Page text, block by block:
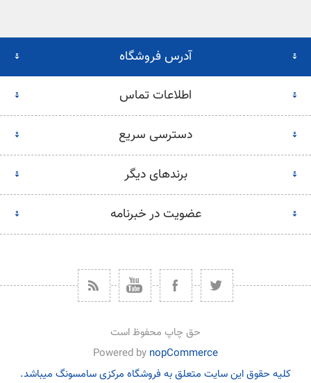
آدرس فروشگاه
اطلاعات تماس
دسترسی سریع
برندهای دیگر
عضویت در خبرنامه
حق چاپ محفوظ است
Powered by nopCommerce
کلیه حقوق این سایت متعلق به فروشگاه مرکزی سامسونگ میباشد.